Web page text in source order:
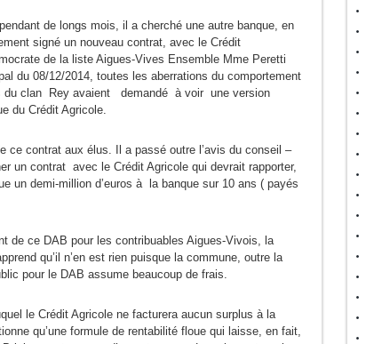
de longs mois, il a cherché une autre banque, en
signé un nouveau contrat, avec le Crédit
de la liste Aigues-Vives Ensemble Mme Peretti
du 08/12/2014, toutes les aberrations du comportement
du clan Rey avaient demandé à voir une version
du Crédit Agricole.
ce contrat aux élus. Il a passé outre l’avis du conseil –
un contrat avec le Crédit Agricole qui devrait rapporter,
un demi-million d’euros à la banque sur 10 ans ( payés
de ce DAB pour les contribuables Aigues-Vivois, la
qu’il n’en est rien puisque la commune, outre la
pour le DAB assume beaucoup de frais.
le Crédit Agricole ne facturera aucun surplus à la
qu’une formule de rentabilité floue qui laisse, en fait,